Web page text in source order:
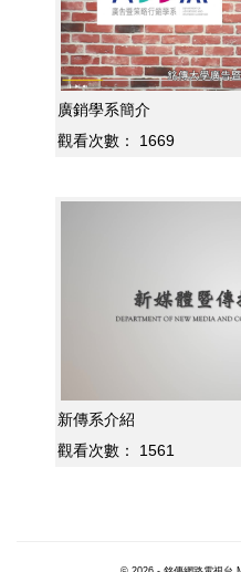
廣銷學系簡介
觀看次數：
1669
新傳系介紹
觀看次數：
1561